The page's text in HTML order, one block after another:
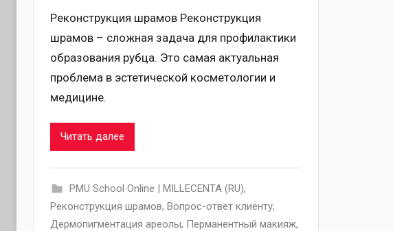
Реконструкция шрамов Реконструкция
шрамов – сложная задача для профилактики
образования рубца. Это самая актуальная
проблема в эстетической косметологии и
медицине.
Читать далее
PMU School Online | MILLECENTA (RU),
Pеконструкция шрамов, Вопрос-ответ клиенту,
Дермопигментация ареолы, Перманентный макияж,